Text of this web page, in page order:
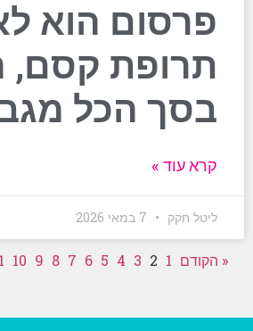
פרסום הוא
תרופת קסם,
בסך הכל
קרא עוד »
ליטל חקק
« הקודם 1
2
3
4
5
6
7
8
9
10